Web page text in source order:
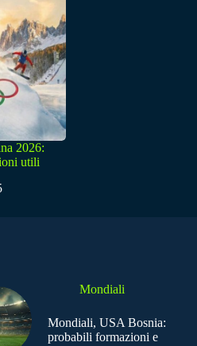
2026:
utili
Mondiali
Mondiali, USA Bosnia:
probabili formazioni e